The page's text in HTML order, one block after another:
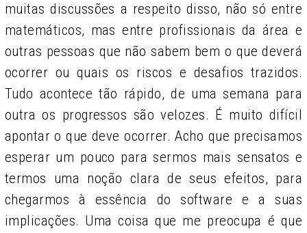
muitas discussões a respeito disso, não só entre
matemáticos, mas entre profissionais da área e
outras pessoas que não sabem bem o que deverá
ocorrer ou quais os riscos e desafios trazidos.
Tudo acontece tão rápido, de uma semana para
outra os progressos são velozes. É muito difícil
apontar o que deve ocorrer. Acho que precisamos
esperar um pouco para sermos mais sensatos e
termos uma noção clara de seus efeitos, para
chegarmos à essência do software e a suas
implicações. Uma coisa que me preocupa é que